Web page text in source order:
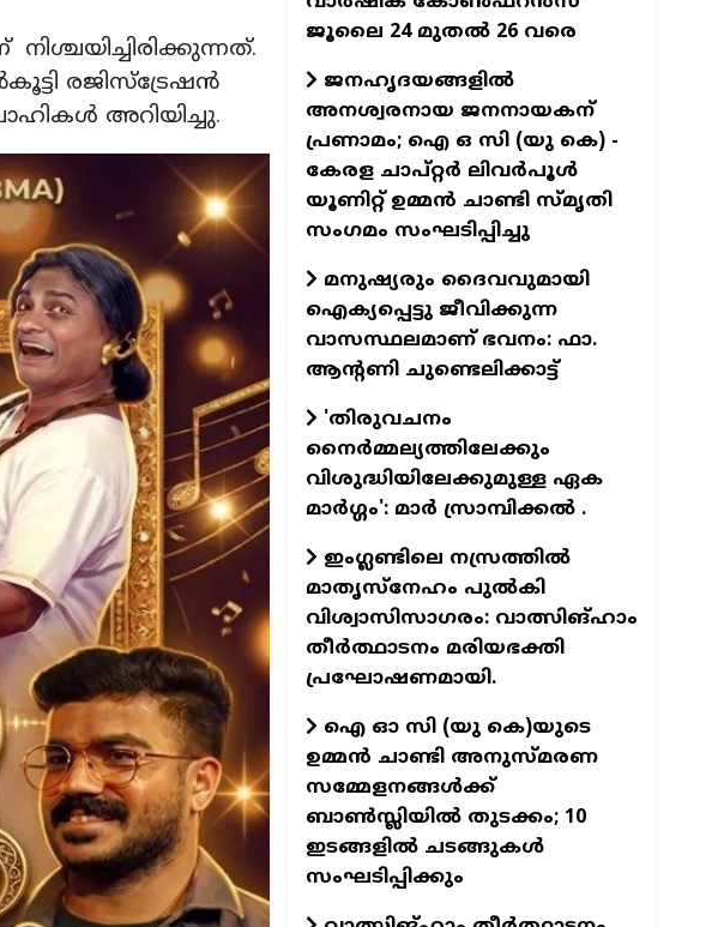
രജിസ്‌ട്രേഷന്‍
അറിയിച്ചു.
ജൂലൈ 24 മുതൽ 26 വരെ
ജനഹൃദയങ്ങളില്‍
അനശ്വരനായ ജനനായകന്
പ്രണാമം; ഐ ഒ സി (യു കെ) -
കേരള ചാപ്റ്റര്‍ ലിവര്‍പൂള്‍
യൂണിറ്റ് ഉമ്മന്‍ ചാണ്ടി സ്മൃതി
സംഗമം സംഘടിപ്പിച്ചു
മനുഷ്യരും ദൈവവുമായി
ഐക്യപ്പെട്ടു ജീവിക്കുന്ന
വാസസ്ഥലമാണ് ഭവനം: ഫാ.
ആന്റണി ചുണ്ടെലിക്കാട്ട്
'തിരുവചനം
നൈര്‍മ്മല്യത്തിലേക്കും
വിശുദ്ധിയിലേക്കുമുള്ള ഏക
മാര്‍ഗ്ഗം': മാര്‍ സ്രാമ്പിക്കല്‍ .
ഇംഗ്ലണ്ടിലെ നസ്രത്തില്‍
മാതൃസ്‌നേഹം പുല്‍കി
വിശ്വാസിസാഗരം: വാത്സിങ്ഹാം
തീര്‍ത്ഥാടനം മരിയഭക്തി
പ്രഘോഷണമായി.
ഐ ഓ സി (യു കെ)യുടെ
ഉമ്മന്‍ ചാണ്ടി അനുസ്മരണ
സമ്മേളനങ്ങള്‍ക്ക്
ബാണ്‍സ്ലിയില്‍ തുടക്കം; 10
ഇടങ്ങളില്‍ ചടങ്ങുകള്‍
സംഘടിപ്പിക്കും